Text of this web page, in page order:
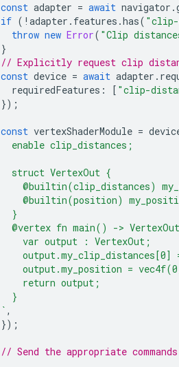
const adapter = await navigator .
if ( ! adapter . features .has( "clip-
throw new Error( "Clip
}
// Explicitly request clip
const device = await adapter .
requiredFeatures : [ "clip-
});
const vertexShaderModule =
  enable clip_distances;
  struct VertexOut {
@builtin(clip_distances)
@builtin(position)
  }
@vertex fn main() ->
    var output : VertexOut;
output.my_clip_distances[0]
output.my_position =
    return output;
  }
` ,
});
// Send the appropriate